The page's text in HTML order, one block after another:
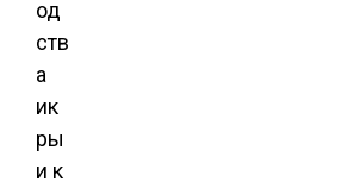
од
ств
а
ик
ры
и к